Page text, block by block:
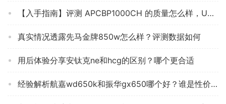
【入手指南】评测 APCBP1000CH 的质量怎么样，UPS电源用完一个月后悔吗？
真实情况透露先马金牌850w怎么样？评测数据如何
用后体验分享安钛克ne和hcg的区别？哪个更合适
经验解析航嘉wd650k和振华gx650哪个好？谁是性价比之王